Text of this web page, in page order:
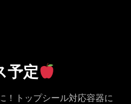
予定
！トップシール対応容器に